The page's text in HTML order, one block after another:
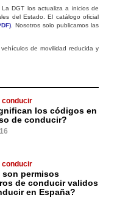
DGT los actualiza a inicios de
del Estado. El catálogo oficial
. Nosotros solo publicamos las
de movilidad reducida y
conducir
los códigos en
de conducir?
conducir
son permisos
de conducir validos
en España?